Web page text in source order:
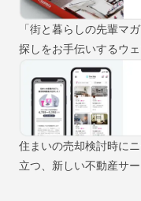
「街と暮らしの先輩マ
探しをお手伝いするウ
住まいの売却検討時に
立つ、新しい不動産サー